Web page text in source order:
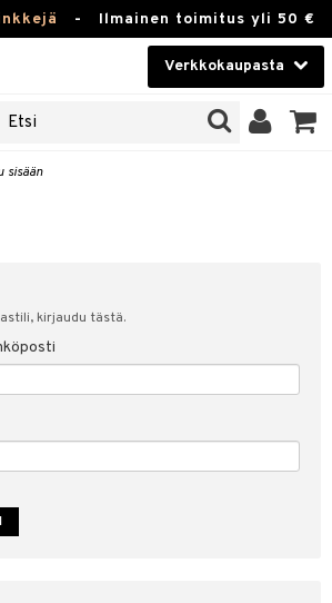
- Ilmainen toimitus yli 50 €
Verkkokaupasta
sisään
kirjaudu tästä.